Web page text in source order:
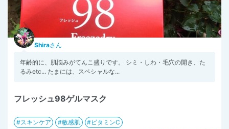
Shiraさん
年齢的に、肌悩みがてんこ盛りです。 シミ・しわ・毛穴の開き、た
るみetc... たまには、スペシャルな...
フレッシュ98ゲルマスク
スキンケア 敏感肌
ビタミンC